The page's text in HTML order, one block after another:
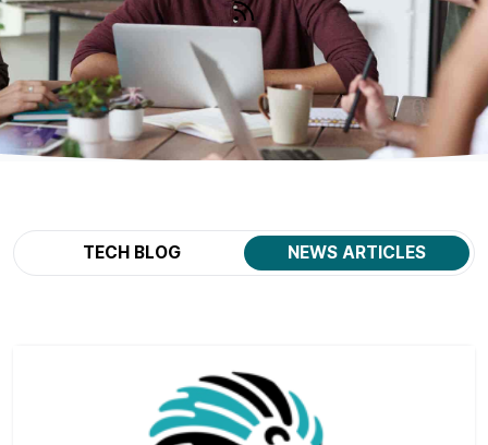
TECH BLOG NEWS ARTICLES